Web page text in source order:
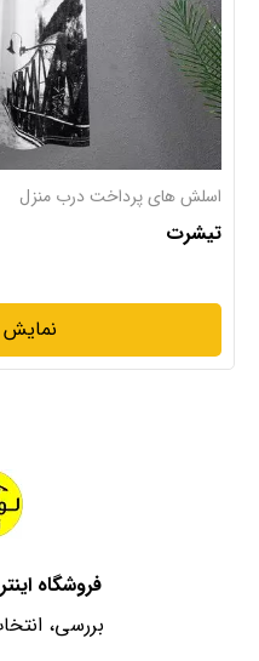
اسلش های پرداخت درب منزل
تیشرت
فروشگاه
بررسی،